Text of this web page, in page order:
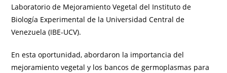
Laboratorio de Mejoramiento Vegetal del Instituto de
Biología Experimental de la Universidad Central de
Venezuela (IBE-UCV).
En esta oportunidad, abordaron la importancia del
mejoramiento vegetal y los bancos de germoplasmas para